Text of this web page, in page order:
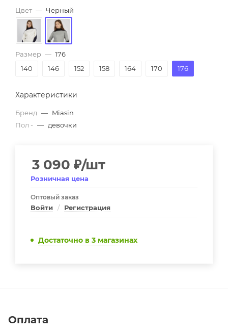
Цвет — Черный
Размер — 176
140
146 152 158 164 170 176
Характеристики
Бренд — Miasin
Пол - — девочки
3 090 ₽/шт
Розничная цена
Оптовый заказ
Войти / Регистрация
Достаточно в 3 магазинах
Оплата